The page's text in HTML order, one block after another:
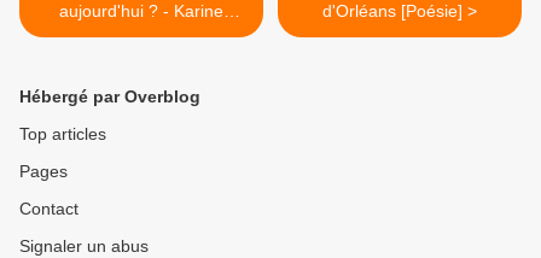
aujourd'hui ? - Karine
Persillet [Poésie]
d'Orléans [Poésie] >
Hébergé par Overblog
Top articles
Pages
Contact
Signaler un abus